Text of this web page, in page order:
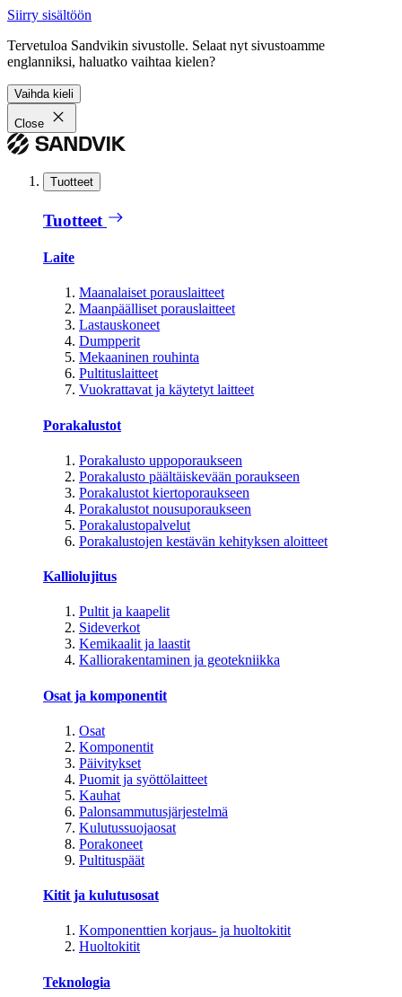
Siirry sisältöön
Tervetuloa Sandvikin sivustolle. Selaat nyt sivustoamme
englanniksi, haluatko vaihtaa kielen?
Vaihda kieli
Close
Tuotteet
Tuotteet
Laite
Maanalaiset porauslaitteet
Maanpäälliset porauslaitteet
Lastauskoneet
Dumpperit
Mekaaninen rouhinta
Pultituslaitteet
Vuokrattavat ja käytetyt laitteet
Porakalustot
Porakalusto uppoporaukseen
Porakalusto päältäiskevään poraukseen
Porakalustot kiertoporaukseen
Porakalustot nousuporaukseen
Porakalustopalvelut
Porakalustojen kestävän kehityksen aloitteet
Kalliolujitus
Pultit ja kaapelit
Sideverkot
Kemikaalit ja laastit
Kalliorakentaminen ja geotekniikka
Osat ja komponentit
Osat
Komponentit
Päivitykset
Puomit ja syöttölaitteet
Kauhat
Palonsammutusjärjestelmä
Kulutussuojaosat
Porakoneet
Pultituspäät
Kitit ja kulutusosat
Komponenttien korjaus- ja huoltokitit
Huoltokitit
Teknologia